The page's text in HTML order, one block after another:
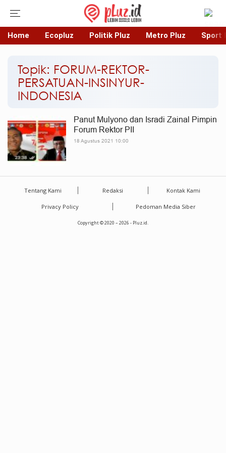
Home Ecopluz Politik Pluz Metro Pluz Sport
Topik: FORUM-REKTOR-
PERSATUAN-INSINYUR-
INDONESIA
Panut Mulyono dan Isradi Zainal Pimpin
Forum Rektor PII
18 Agustus 2021 10:00
Tentang Kami Redaksi Kontak Kami
Privacy Policy Pedoman Media Siber
Copyright © 2020 – 2026 - Pluz.id.